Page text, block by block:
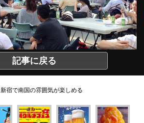
記事に戻る
新宿で南国の雰囲気が楽しめる